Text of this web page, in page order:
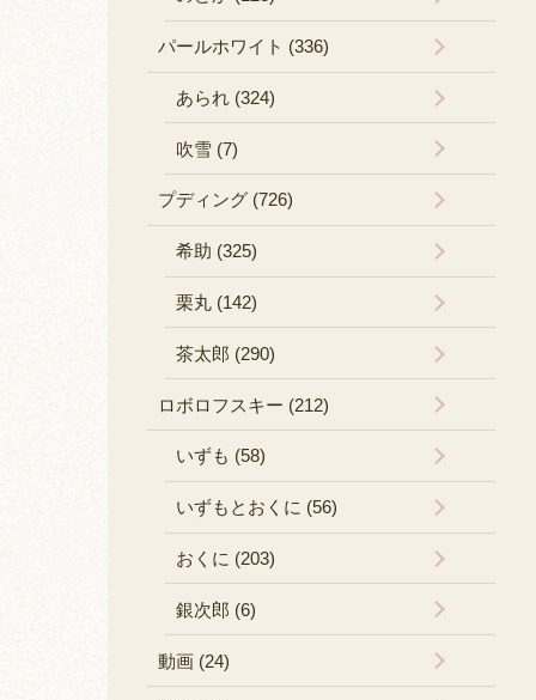
パールホワイト (336)
あられ (324)
吹雪 (7)
プディング (726)
希助 (325)
栗丸 (142)
茶太郎 (290)
ロボロフスキー (212)
いずも (58)
いずもとおくに (56)
おくに (203)
銀次郎 (6)
動画 (24)